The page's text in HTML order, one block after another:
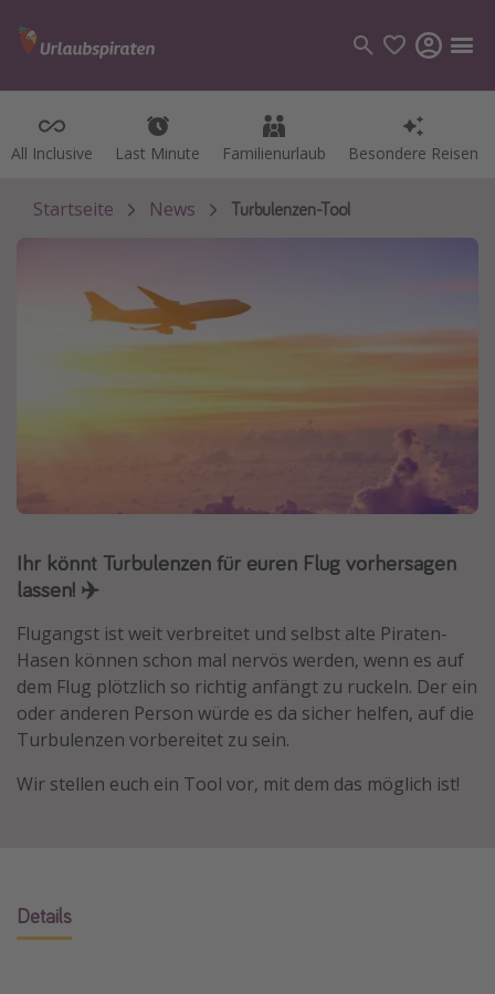
All Inclusive Last Minute Familienurlaub Besondere Reisen
All Inclusive Last Minute Familienurlaub Besondere Reisen
Kategorien
Flüge
Kreuzfahrten
Goa Urlaub
St. Lucia Urlaub
Kefalonia Urlaub
Krabi Urlaub
Tulum Urlaub
Sri Lanka Rundreise
Wellnessurlaub
Startseite News Turbulenzen-Tool
Ihr könnt Turbulenzen für euren Flug vorhersagen
lassen! ✈️
Flugangst ist weit verbreitet und selbst alte Piraten-
Hasen können schon mal nervös werden, wenn es auf
dem Flug plötzlich so richtig anfängt zu ruckeln. Der ein
oder anderen Person würde es da sicher helfen, auf die
Turbulenzen vorbereitet zu sein.
Wir stellen euch ein Tool vor, mit dem das möglich ist!
Details